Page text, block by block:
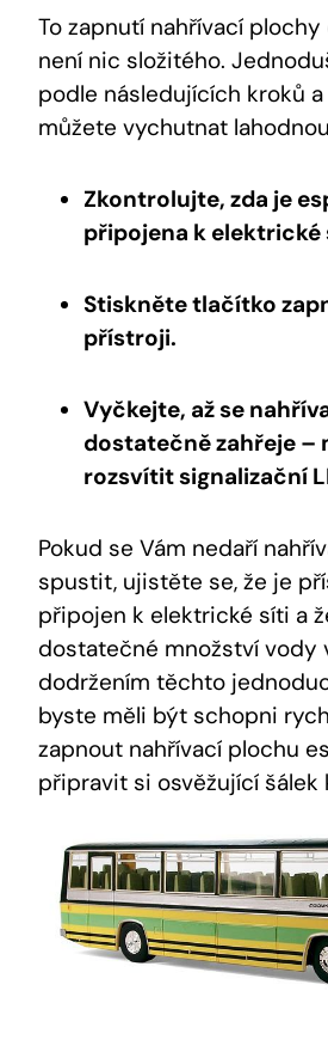
To zapnutí nahřívací
není nic složitého.
podle následujících kroků
můžete vychutnat
Zkontrolujte, zda je
připojena k elektrické
Stiskněte tlačítko
přístroji.
Vyčkejte, až se
dostatečně zahřeje –
rozsvítit signalizační
Pokud se Vám nedaří
spustit, ujistěte se, že je
připojen k elektrické síti a
dostatečné množství vody
dodržením těchto
byste měli být schopni
zapnout nahřívací plochu
připravit si osvěžující šálek